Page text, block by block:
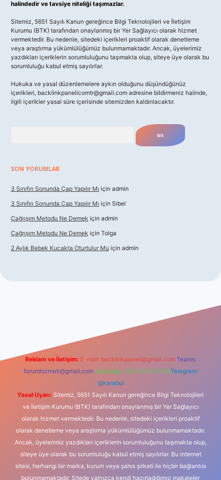
halindedir ve tavsiye niteliği taşımazlar.
Sitemiz, 5651 Sayılı Kanun gereğince Bilgi Teknolojileri ve İletişim
Kurumu (BTK) tarafından onaylanmış bir Yer Sağlayıcı olarak hizmet
vermektedir. Bu nedenle, sitedeki içerikleri proaktif olarak denetleme
veya araştırma yükümlülüğümüz bulunmamaktadır. Ancak, üyelerimiz
yazdıkları içeriklerin sorumluluğunu taşımakta olup, siteye üye olarak bu
sorumluluğu kabul etmiş sayılırlar.
Hukuka ve yasal düzenlemelere aykırı olduğunu düşündüğünüz
içerikleri, backlinkpanelicomtr@gmail.com adresine bildirmeniz halinde,
ilgili içerikler yasal süre içerisinde sitemizden kaldırılacaktır.
SON YORUMLAR
3 Sınıfın Sonunda Çap Yapılır Mı için admin
3 Sınıfın Sonunda Çap Yapılır Mı için Sibel
Çağrışım Metodu Ne Demek için admin
Çağrışım Metodu Ne Demek için Tolga
2 Aylık Bebek Kucakta Oturtulur Mu için admin
Reklam ve İletişim: E-mail: backlinkpaneli@gmail.com Teams:
forumhizmeti@gmail.com Whatsapp: 0262 606 0 726 Telegram:
@karabul
Yasal Uyarı: Sitemiz, 5651 Sayılı Kanun gereğince Bilgi Teknolojileri
ve İletişim Kurumu (BTK) tarafından onaylanmış bir Yer Sağlayıcı
olarak hizmet vermektedir. Bu nedenle, sitedeki içerikleri proaktif
olarak denetleme veya araştırma yükümlülüğümüz bulunmamaktadır.
Ancak, üyelerimiz yazdıkları içeriklerin sorumluluğunu taşımakta olup,
siteye üye olarak bu sorumluluğu kabul etmiş sayılırlar. Bu internet
sitesi, herhangi bir marka, kurum veya şahıs şirketi ile hiçbir bağlantısı
bulunmamaktadır. Sitede yalnızca kendi hazırladığımız makaleler